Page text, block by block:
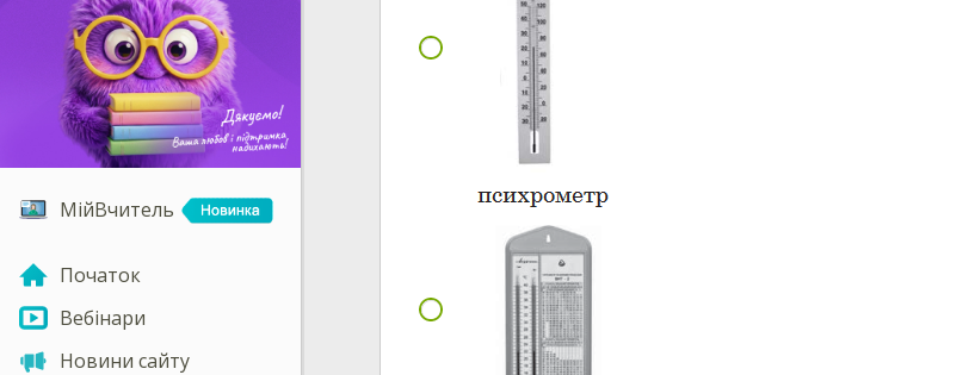
МійВчитель
Початок
Вебінари
Новини сайту